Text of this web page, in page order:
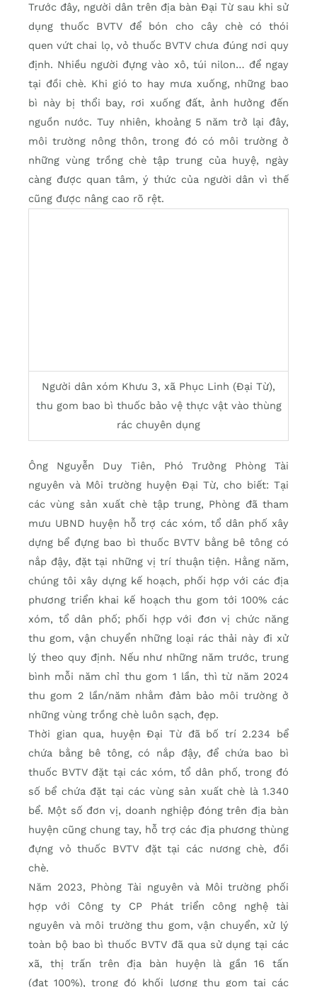
Trước đây, người dân trên địa bàn Đại Từ sau khi sử
dụng thuốc BVTV để bón cho cây chè có thói
quen vứt chai lọ, vỏ thuốc BVTV chưa đúng nơi quy
định. Nhiều người đựng vào xô, túi nilon… để ngay
tại đồi chè. Khi gió to hay mưa xuống, những bao
bì này bị thổi bay, rơi xuống đất, ảnh hưởng đến
nguồn nước. Tuy nhiên, khoảng 5 năm trở lại đây,
môi trường nông thôn, trong đó có môi trường ở
những vùng trồng chè tập trung của huyệ, ngày
càng được quan tâm, ý thức của người dân vì thế
cũng được nâng cao rõ rệt.
Người dân xóm Khưu 3, xã Phục Linh (Đại Từ),
thu gom bao bì thuốc bảo vệ thực vật vào thùng
rác chuyên dụng
Ông Nguyễn Duy Tiên, Phó Trưởng Phòng Tài
nguyên và Môi trường huyện Đại Từ, cho biết: Tại
các vùng sản xuất chè tập trung, Phòng đã tham
mưu UBND huyện hỗ trợ các xóm, tổ dân phố xây
dựng bể đựng bao bì thuốc BVTV bằng bê tông có
nắp đậy, đặt tại những vị trí thuận tiện. Hằng năm,
chúng tôi xây dựng kế hoạch, phối hợp với các địa
phương triển khai kế hoạch thu gom tới 100% các
xóm, tổ dân phố; phối hợp với đơn vị chức năng
thu gom, vận chuyển những loại rác thải này đi xử
lý theo quy định. Nếu như những năm trước, trung
bình mỗi năm chỉ thu gom 1 lần, thì từ năm 2024
thu gom 2 lần/năm nhằm đảm bảo môi trường ở
những vùng trồng chè luôn sạch, đẹp.
Thời gian qua, huyện Đại Từ đã bố trí 2.234 bể
chứa bằng bê tông, có nắp đậy, để chứa bao bì
thuốc BVTV đặt tại các xóm, tổ dân phố, trong đó
số bể chứa đặt tại các vùng sản xuất chè là 1.340
bể. Một số đơn vị, doanh nghiệp đóng trên địa bàn
huyện cũng chung tay, hỗ trợ các địa phương thùng
đựng vỏ thuốc BVTV đặt tại các nương chè, đồi
chè.
Năm 2023, Phòng Tài nguyên và Môi trường phối
hợp với Công ty CP Phát triển công nghệ tài
nguyên và môi trường thu gom, vận chuyển, xử lý
toàn bộ bao bì thuốc BVTV đã qua sử dụng tại các
xã, thị trấn trên địa bàn huyện là gần 16 tấn
(đạt 100%), trong đó khối lượng thu gom tại các